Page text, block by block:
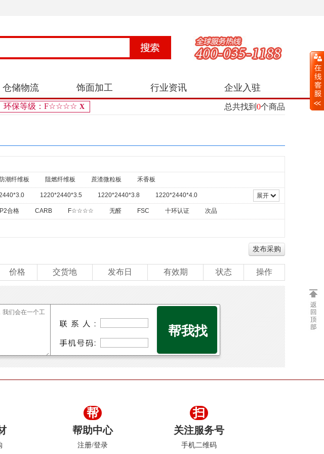
仓储物流 饰面加工 行业资讯 企业入驻
总共找到 0个商品
环保等级：F☆☆☆☆ X
防潮纤维板 阻燃纤维板 蔗渣微粒板 禾香板
展开
1220*2440*3.5 1220*2440*3.8
1220*2440*4.0
1220*2440*6 1220*2440*7 1220*2440*8
1220*2440*8.8
1220*2440*18 1220*2440*21
1830*2740*2.0
1830*3660*4.0 1830*3660*4.2
1830*3660*4.5
1220*2440*4.75 1220*2440*25 1220*2440*30
P2合格 CARB F☆☆☆☆ 无醛 FSC 十环认证 次品
发布采购
价格 交货地 发布日 有效期 状态 操作
帮
帮助中心
注册/登录
扫
关注服务号
手机二维码